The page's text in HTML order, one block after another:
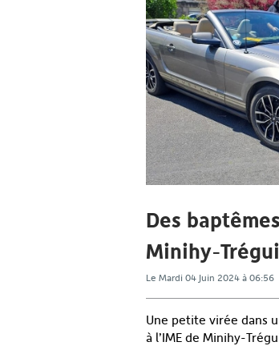
Des
Minihy-
Le Mardi 04 Juin 2024 à
Une petite virée dans
à l’IME de Minihy-